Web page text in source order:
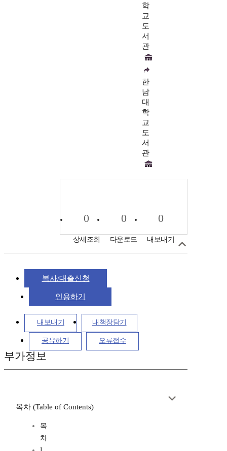
학
교
도
서
관
한
남
대
학
교
도
서
관
0
상세조회
0
다운로드
0
내보내기
복사/대출신청
인용하기
내보내기 내책장담기
공유하기 오류접수
부가정보
목차 (Table of Contents)
목
차